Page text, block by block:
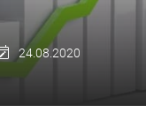
24.08.2020